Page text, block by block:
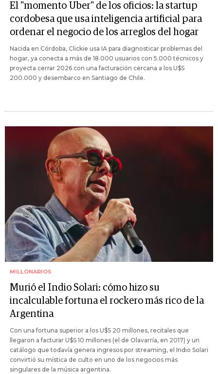
El "momento Uber" de los oficios: la startup
cordobesa que usa inteligencia artificial para
ordenar el negocio de los arreglos del hogar
Nacida en Córdoba, Clickie usa IA para diagnosticar problemas del
hogar, ya conecta a más de 18.000 usuarios con 5.000 técnicos y
proyecta cerrar 2026 con una facturación cercana a los U$S
200.000 y desembarco en Santiago de Chile.
MILLONARIOS
Murió el Indio Solari: cómo hizo su
incalculable fortuna el rockero más rico de la
Argentina
Con una fortuna superior a los U$S 20 millones, recitales que
llegaron a facturar U$S 10 millones (el de Olavarría, en 2017) y un
catálogo que todavía genera ingresos por streaming, el Indio Solari
convirtió su mística de culto en uno de los negocios más
singulares de la música argentina.